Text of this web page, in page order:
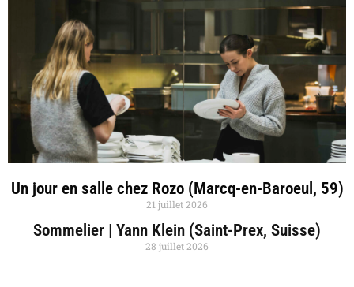
Un jour en salle chez Rozo (Marcq-en-Baroeul, 59)
21 juillet 2026
Sommelier | Yann Klein (Saint-Prex, Suisse)
28 juillet 2026